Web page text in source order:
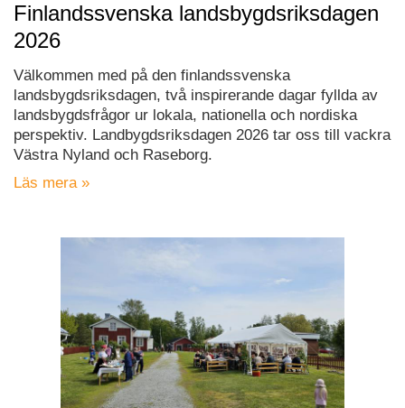
Finlandssvenska landsbygdsriksdagen
2026
Välkommen med på den finlandssvenska
landsbygdsriksdagen, två inspirerande dagar fyllda av
landsbygdsfrågor ur lokala, nationella och nordiska
perspektiv. Landbygdsriksdagen 2026 tar oss till vackra
Västra Nyland och Raseborg.
Läs mera »